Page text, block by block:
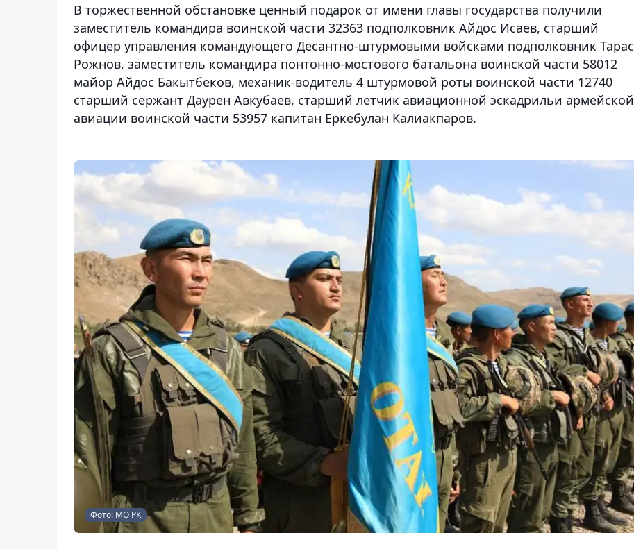
В торжественной обстановке ценный подарок от имени главы государства получили
заместитель командира воинской части 32363 подполковник Айдос Исаев, старший
офицер управления командующего Десантно-штурмовыми войсками подполковник Тарас
Рожнов, заместитель командира понтонно-мостового батальона воинской части 58012
майор Айдос Бакытбеков, механик-водитель 4 штурмовой роты воинской части 12740
старший сержант Даурен Авкубаев, старший летчик авиационной эскадрильи армейской
авиации воинской части 53957 капитан Еркебулан Калиакпаров.
Фото: МО РК